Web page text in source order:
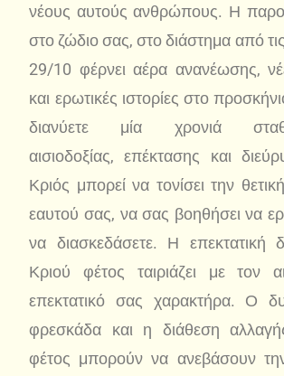
νέους αυτούς ανθρώπους. Η
στο ζώδιο σας, στο διάστημα από
29/10 φέρνει αέρα ανανέωσης,
και ερωτικές ιστορίες στο
διανύετε μία χρονιά
αισιοδοξίας, επέκτασης και
Κριός μπορεί να τονίσει την
εαυτού σας, να σας βοηθήσει να
να διασκεδάσετε. Η επεκτατική
Κριού φέτος ταιριάζει με τον
επεκτατικό σας χαρακτήρα. Ο
φρεσκάδα και η διάθεση
φέτος μπορούν να ανεβάσουν